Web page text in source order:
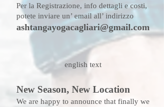
Per la Registrazione, info dettagli e costi,
potete inviare un’ email all’ indirizzo
ashtangayogacagliari@gmail.com
english text
New Season, New Location
We are happy to announce that finally we